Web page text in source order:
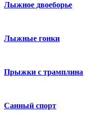
Лыжное двоеборье
Лыжные гонки
Прыжки с трамплина
Санный спорт